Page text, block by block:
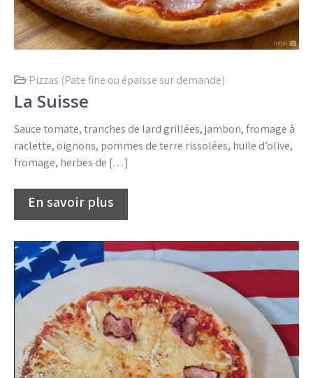
Pizzas (Pate fine ou épaisse sur demande)
La Suisse
Sauce tomate, tranches de lard grillées, jambon, fromage à
raclette, oignons, pommes de terre rissolées, huile d’olive,
fromage, herbes de […]